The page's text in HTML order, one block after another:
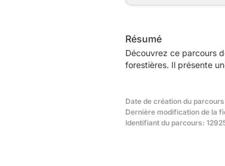
Résumé
Découvrez ce parcours
forestières. Il présente
Date de création du
Dernière modification de la
Identifiant du parcours: